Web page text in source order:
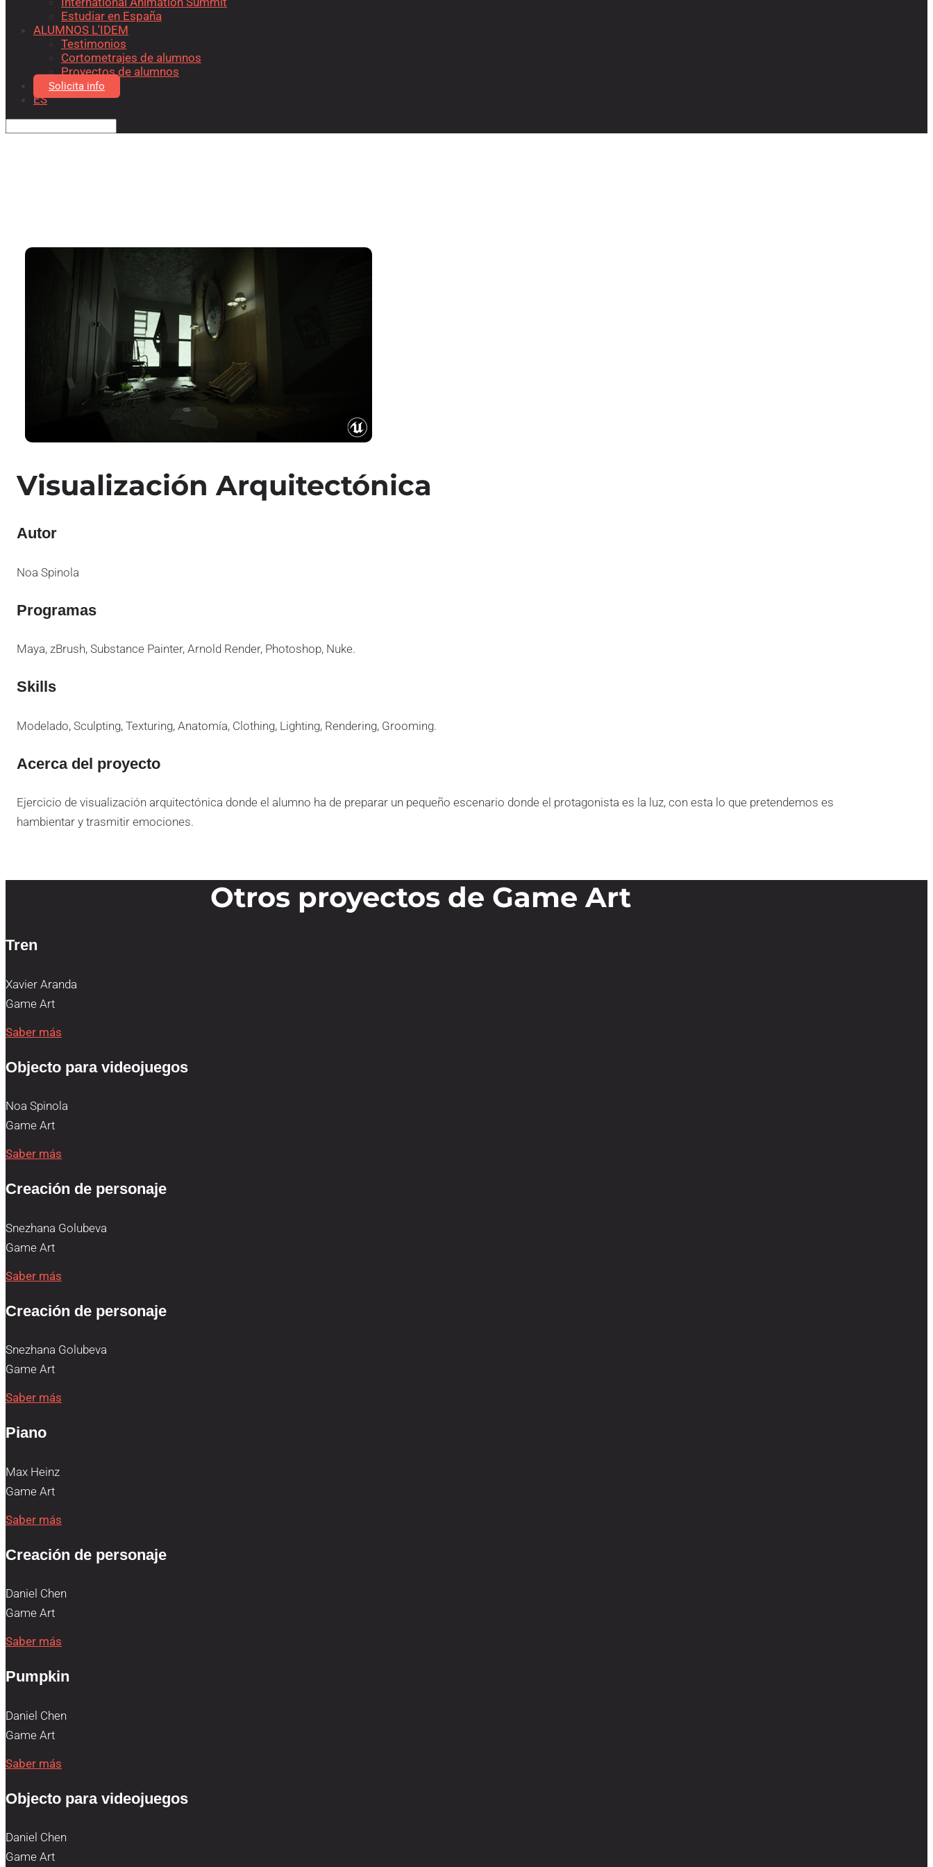
Estudiar en España
ALUMNOS L'IDEM
Testimonios
Cortometrajes de alumnos
Proyectos de alumnos
Solicita info
ES
Visualización Arquitectónica
Autor
Noa Spinola
Programas
Maya, zBrush, Substance Painter, Arnold Render, Photoshop, Nuke.
Skills
Modelado, Sculpting, Texturing, Anatomía, Clothing, Lighting, Rendering, Grooming.
Acerca del proyecto
Ejercicio de visualización arquitectónica donde el alumno ha de preparar un pequeño escenario donde el protagonista es la luz, con esta lo que pretendemos es
hambientar y trasmitir emociones.
Otros proyectos de Game Art
Tren
Xavier Aranda
Game Art
Saber más
Objecto para videojuegos
Noa Spinola
Game Art
Saber más
Creación de personaje
Snezhana Golubeva
Game Art
Saber más
Creación de personaje
Snezhana Golubeva
Game Art
Saber más
Piano
Max Heinz
Game Art
Saber más
Creación de personaje
Daniel Chen
Game Art
Saber más
Pumpkin
Daniel Chen
Game Art
Saber más
Objecto para videojuegos
Daniel Chen
Game Art